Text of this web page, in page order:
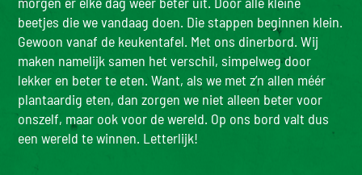
beetjes die we vandaag doen. Die stappen beginnen klein.
Gewoon vanaf de keukentafel. Met ons dinerbord. Wij
maken namelijk samen het verschil, simpelweg door
lekker en beter te eten. Want, als we met z’n allen méér
plantaardig eten, dan zorgen we niet alleen beter voor
onszelf, maar ook voor de wereld. Op ons bord valt dus
een wereld te winnen. Letterlijk!